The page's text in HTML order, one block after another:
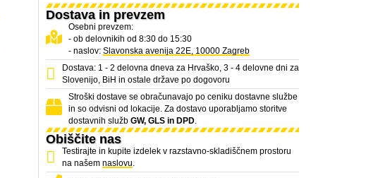
Dostava in prevzem
Osebni prevzem:
- ob delovnikih od 8:30 do 15:30
- naslov: Slavonska avenija 22E, 10000 Zagreb
Dostava: 1 - 2 delovna dneva za Hrvaško, 3 - 4 delovne dni za
Slovenijo, BiH in ostale države po dogovoru
Stroški dostave se obračunavajo po ceniku dostavne službe
in so odvisni od lokacije. Za dostavo uporabljamo storitve
dostavnih služb GW, GLS in DPD.
Obiščite nas
Testirajte in kupite izdelek v razstavno-skladiščnem prostoru
na našem naslovu